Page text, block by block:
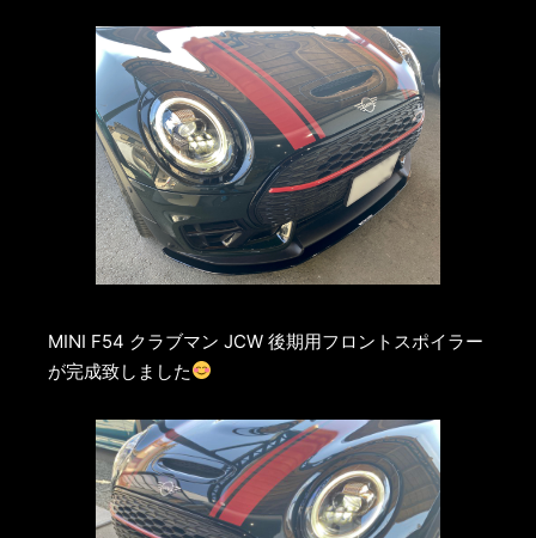
MINI F54 クラブマン JCW 後期用フロントスポイラー
が完成致しました